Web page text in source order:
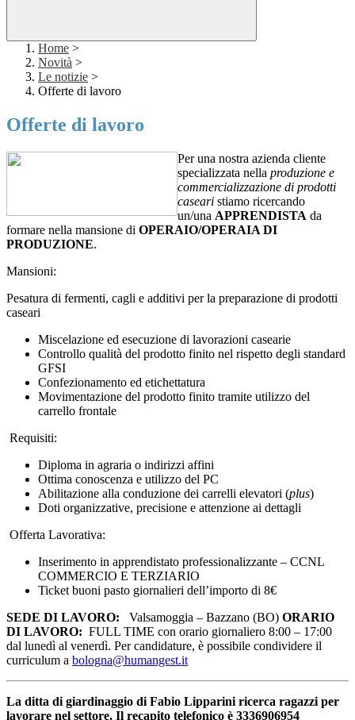
Home >
Novità >
Le notizie >
Offerte di lavoro
Offerte di lavoro
Per una nostra azienda cliente
specializzata nella produzione e
commercializzazione di prodotti
caseari stiamo ricercando
un/una APPRENDISTA da
formare nella mansione di OPERAIO/OPERAIA DI
PRODUZIONE.
Mansioni:
Pesatura di fermenti, cagli e additivi per la preparazione di prodotti
caseari
Miscelazione ed esecuzione di lavorazioni casearie
Controllo qualità del prodotto finito nel rispetto degli standard
GFSI
Confezionamento ed etichettatura
Movimentazione del prodotto finito tramite utilizzo del
carrello frontale
Requisiti:
Diploma in agraria o indirizzi affini
Ottima conoscenza e utilizzo del PC
Abilitazione alla conduzione dei carrelli elevatori (plus)
Doti organizzative, precisione e attenzione ai dettagli
Offerta Lavorativa:
Inserimento in apprendistato professionalizzante – CCNL
COMMERCIO E TERZIARIO
Ticket buoni pasto giornalieri dell’importo di 8€
SEDE DI LAVORO:
Valsamoggia – Bazzano (BO) ORARIO
DI LAVORO: FULL TIME con orario giornaliero 8:00 – 17:00
dal lunedì al venerdì. Per candidature, è possibile condividere il
curriculum a bologna@humangest.it
La ditta di giardinaggio di Fabio Lipparini ricerca ragazzi per
lavorare nel settore. Il recapito telefonico è 3336906954